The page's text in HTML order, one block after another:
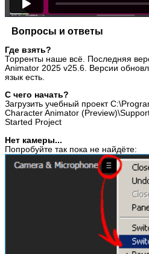
Вопросы и ответы
Где взять?
Торренты наше всё. Последняя
Animator 2025 v25.6. Версии
язык есть.
С чего начать?
Загрузить учебный проект
Character Animator
Started Project
Нет камеры...
Попробуйте так пока не найдёте: